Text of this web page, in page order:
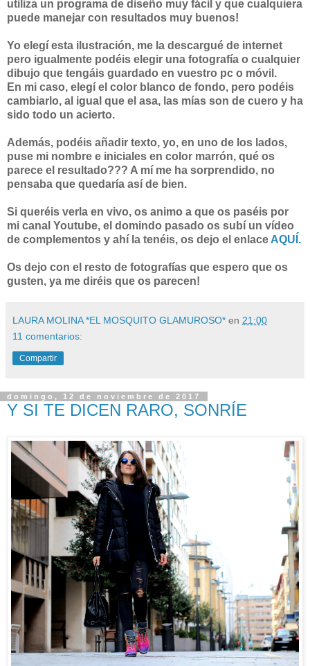
utiliza un programa de diseño muy fácil y que cualquiera
puede manejar con resultados muy buenos!
Yo elegí esta ilustración, me la descargué de internet
pero igualmente podéis elegir una fotografía o cualquier
dibujo que tengáis guardado en vuestro pc o móvil.
En mi caso, elegí el color blanco de fondo, pero podéis
cambiarlo, al igual que el asa, las mías son de cuero y ha
sido todo un acierto.
Además, podéis añadir texto, yo, en uno de los lados,
puse mi nombre e iniciales en color marrón, qué os
parece el resultado??? A mí me ha sorprendido, no
pensaba que quedaría así de bien.
Si queréis verla en vivo, os animo a que os paséis por
mi canal Youtube, el domindo pasado os subí un vídeo
de complementos y ahí la tenéis, os dejo el enlace AQUÍ.
Os dejo con el resto de fotografías que espero que os
gusten, ya me diréis que os parecen!
LAURA MOLINA *EL MOSQUITO GLAMUROSO* en 21:00
11 comentarios:
Compartir
domingo, 12 de noviembre de 2017
Y SI TE DICEN RARO, SONRÍE